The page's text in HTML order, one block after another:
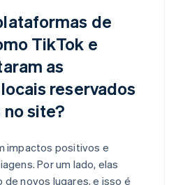
de
TikTok e
as
reservados
site?
impactos positivos e
Por um lado, elas
novos lugares, e isso é